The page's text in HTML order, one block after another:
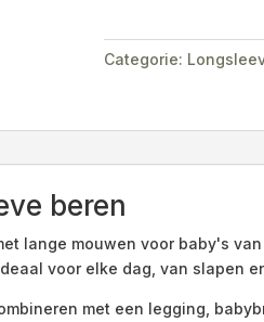
Categorie:
beren
lange mouwen voor baby's
voor elke dag, van slapen
met een legging,